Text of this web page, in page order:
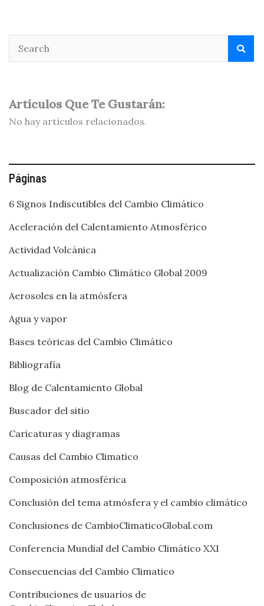
Artículos Que Te Gustarán:
No hay artículos relacionados.
Páginas
6 Signos Indiscutibles del Cambio Climático
Aceleración del Calentamiento Atmosférico
Actividad Volcánica
Actualización Cambio Climático Global 2009
Aerosoles en la atmósfera
Agua y vapor
Bases teóricas del Cambio Climático
Bibliografía
Blog de Calentamiento Global
Buscador del sitio
Caricaturas y diagramas
Causas del Cambio Climatico
Composición atmosférica
Conclusión del tema atmósfera y el cambio climático
Conclusiones de CambioClimaticoGlobal.com
Conferencia Mundial del Cambio Climático XXI
Consecuencias del Cambio Climatico
Contribuciones de usuarios de